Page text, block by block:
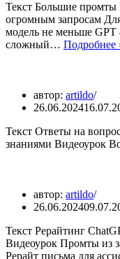
Текст Большие
огромным запросам
модель не меньше GPT
сложный… Подробнее
автор: artildo
26.06.2024
Текст Ответы на
знаниями Видеоурок
автор: artildo
26.06.2024
Текст Рерайтинг
Видеоурок Промты из
Рерайт письма для